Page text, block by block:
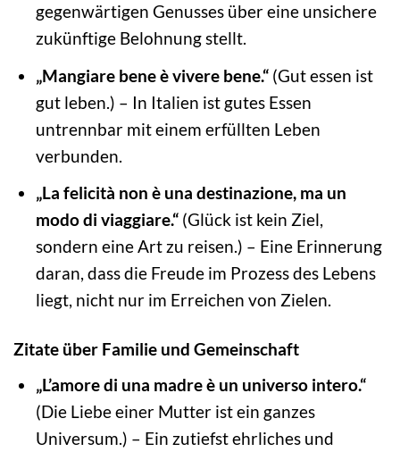
gegenwärtigen Genusses über eine unsichere
zukünftige Belohnung stellt.
„Mangiare bene è vivere bene.“(Gut essen ist
gut leben.) – In Italien ist gutes Essen
untrennbar mit einem erfüllten Leben
verbunden.
„La felicità non è una destinazione, ma un
modo di viaggiare.“(Glück ist kein Ziel,
sondern eine Art zu reisen.) – Eine Erinnerung
daran, dass die Freude im Prozess des Lebens
liegt, nicht nur im Erreichen von Zielen.
Zitate über Familie und Gemeinschaft
„L’amore di una madre è un universo intero.“
(Die Liebe einer Mutter ist ein ganzes
Universum.) – Ein zutiefst ehrliches und